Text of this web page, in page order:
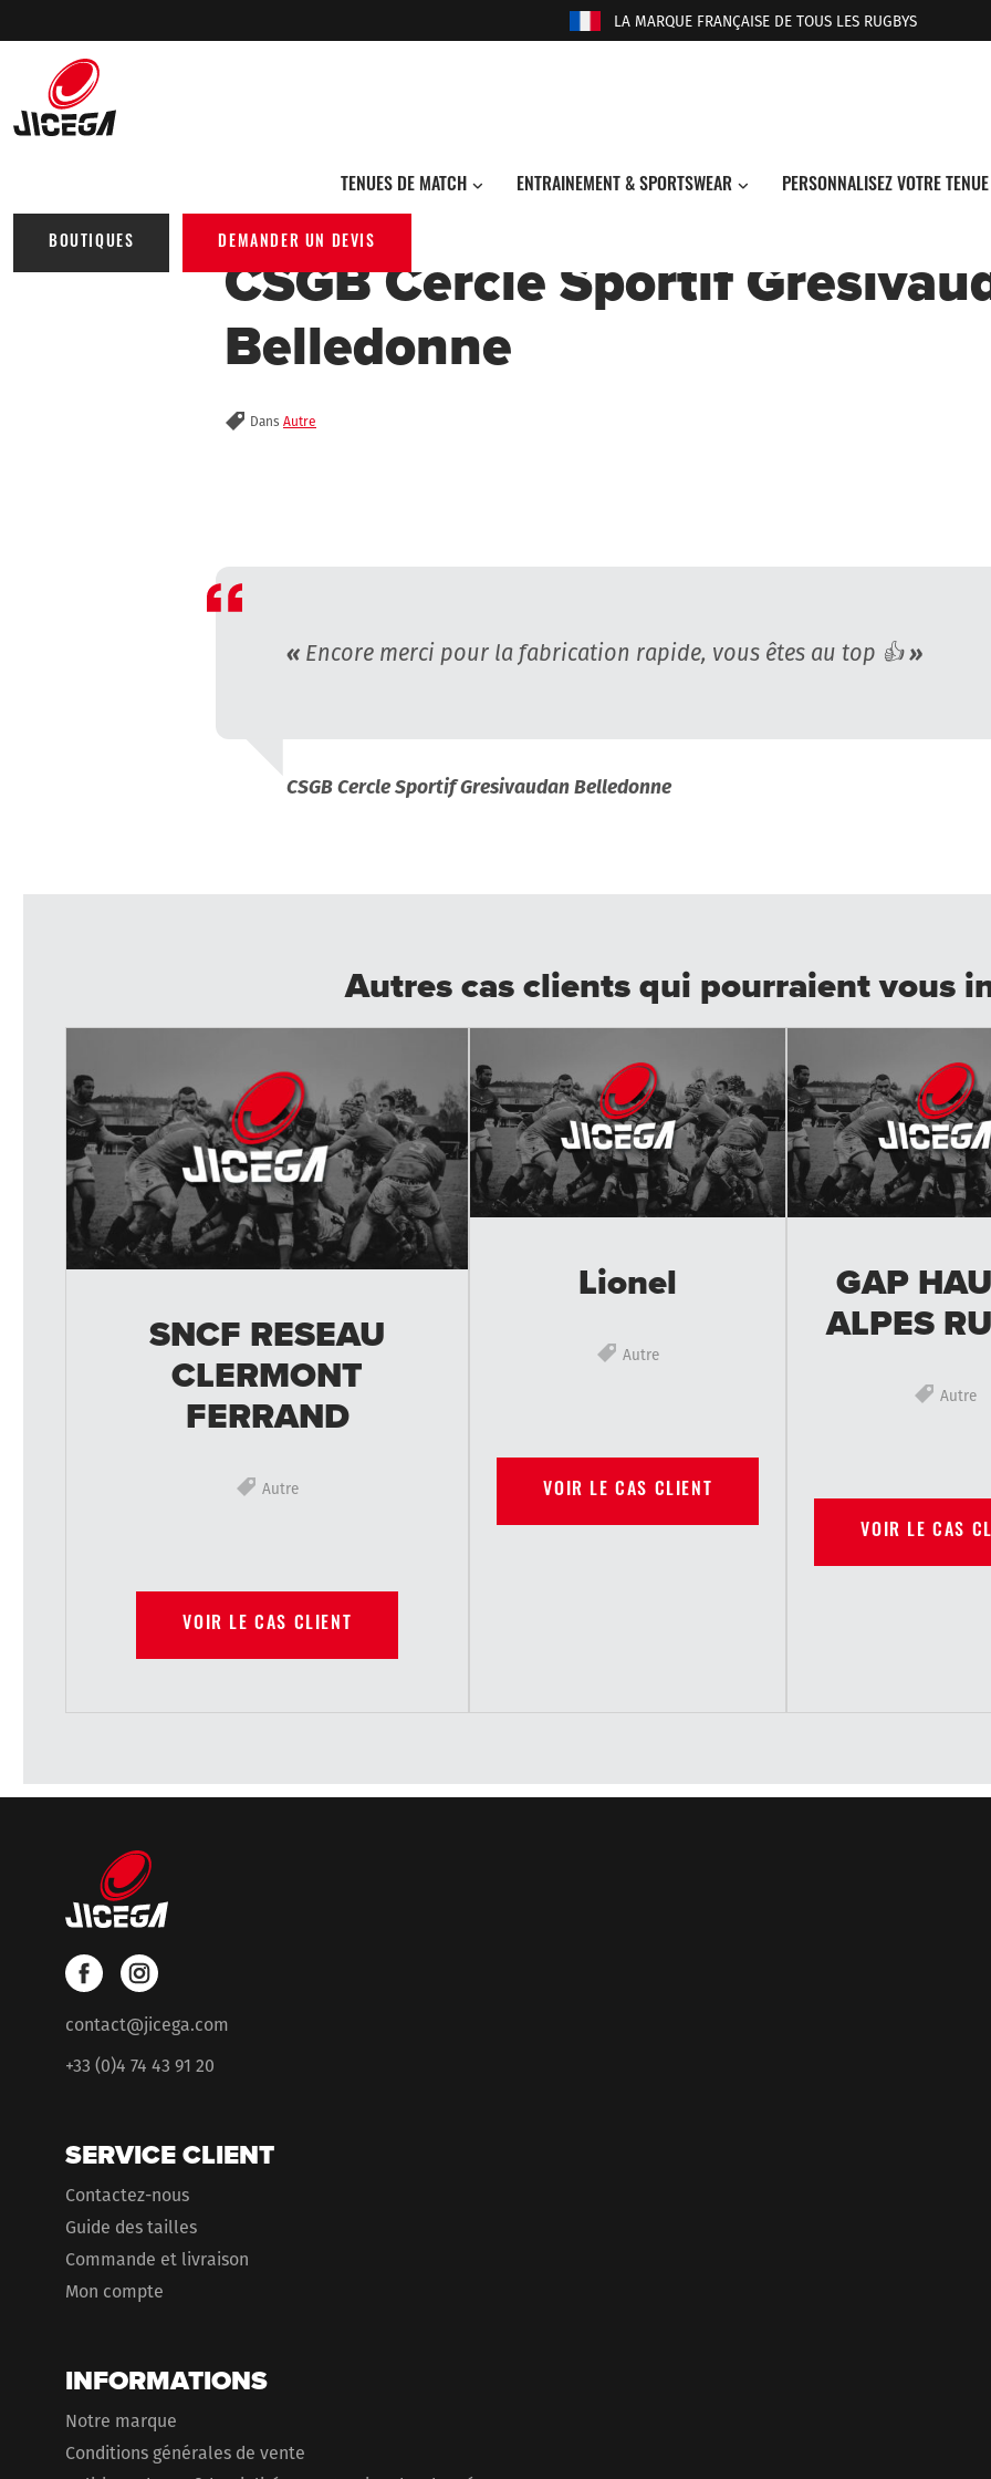
LA MARQUE FRANÇAISE DE TOUS LES RUGBYS
TENUES DE MATCH ENTRAINEMENT & SPORTSWEAR PERSONNALISEZ VOTRE TENUE
BOUTIQUES DEMANDER UN DEVIS
CSGB Cercle Sportif Gresivaudan Belledonne
CSGB Cercle Sportif
Belledonne
Dans Autre
Encore merci pour la fabrication rapide, vous êtes au top 👍
CSGB Cercle Sportif Gresivaudan Belledonne
Autres cas clients qui pourraient vous
SNCF RESEAU
CLERMONT
FERRAND
Autre
VOIR LE CAS CLIENT
Lionel
Autre
VOIR LE CAS CLIENT
GAP
ALPES
Autre
VOIR LE CAS
contact@jicega.com
+33 (0)4 74 43 91 20
SERVICE CLIENT
Contactez-nous
Guide des tailles
Commande et livraison
Mon compte
INFORMATIONS
Notre marque
Conditions générales de vente